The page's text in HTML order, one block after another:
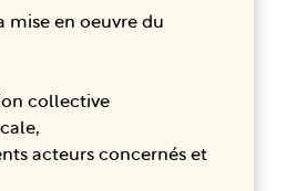
mise en oeuvre du
collective
acteurs concernés et